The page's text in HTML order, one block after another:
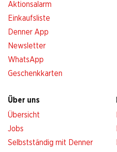
Aktionsalarm
Einkaufsliste
Denner App
Newsletter
WhatsApp
Geschenkkarten
Über uns
Übersicht
Jobs
Selbstständig mit Denner